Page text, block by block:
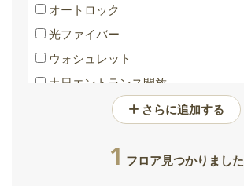
オートロック
光ファイバー
ウォシュレット
土日エントランス開放
バリアフリートイレさらに追加する
1 フロア見つかりました